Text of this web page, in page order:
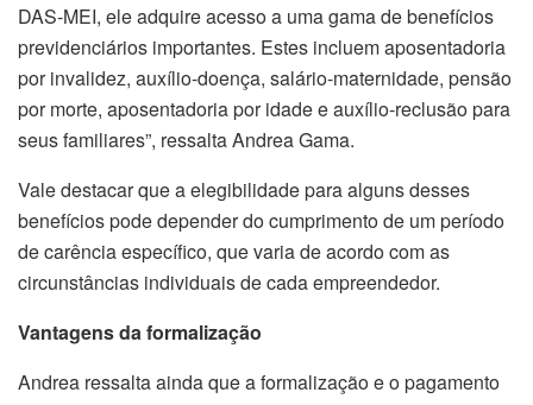
DAS-MEI, ele adquire acesso a uma gama de benefícios
previdenciários importantes. Estes incluem aposentadoria
por invalidez, auxílio-doença, salário-maternidade, pensão
por morte, aposentadoria por idade e auxílio-reclusão para
seus familiares”, ressalta Andrea Gama.
Vale destacar que a elegibilidade para alguns desses
benefícios pode depender do cumprimento de um período
de carência específico, que varia de acordo com as
circunstâncias individuais de cada empreendedor.
Vantagens da formalização
Andrea ressalta ainda que a formalização e o pagamento